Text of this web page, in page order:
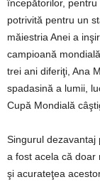
începătorilor,
potrivită pentru un
măiestria Anei a
campioană
trei ani diferiţi, Ana
spadasină a lumii,
Cupă Mondială
Singurul dezavantaj
a fost acela că doar
şi acurateţea